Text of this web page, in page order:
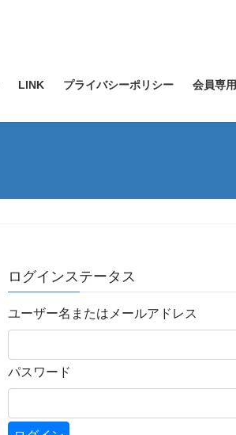
LINK プライバシーポリシー 会員専用
ログインステータス
ユーザー名またはメールアドレス
パスワード